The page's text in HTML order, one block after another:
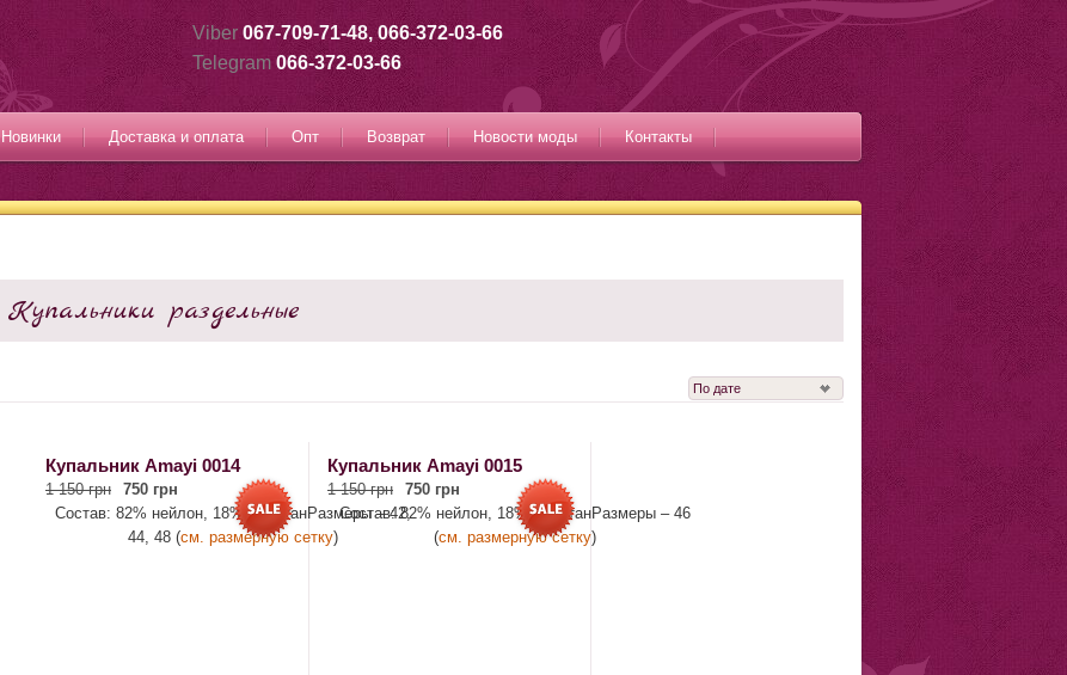
Viber 067-709-71-48, 066-372-03-66
Telegram 066-372-03-66
Новинки Доставка и оплата Опт Возврат Новости моды Контакты
Купальники раздельные
Купальник Amayi 0014
1 150 грн
750 грн
Состав: 82% нейлон, 18% эластанРазмеры – 42,
44, 48 (см. размерную сетку)
Купальник Amayi 0015
1 150 грн
750 грн
Состав: 82% нейлон, 18% эластанРазмеры – 46
(см. размерную сетку)